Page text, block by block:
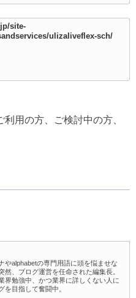
site-
ulizaliveflex-sch/
用の方、ご検討中の方、
やalphabetの専門用語に頭を悩ませな
然、ブログ運営を任命された編集長。
界勉強中、かつ業界に詳しくない人に
を目指して奮闘中。